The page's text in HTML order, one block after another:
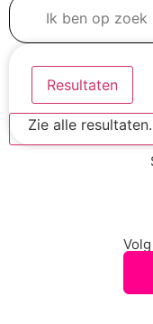
Resultaten
Zie alle